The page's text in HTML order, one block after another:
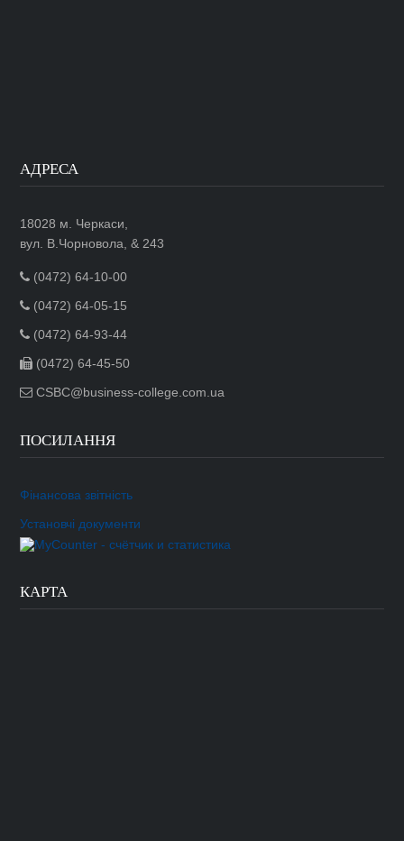
АДРЕСА
18028 м. Черкаси,
вул. В.Чорновола, & 243
(0472) 64-10-00
(0472) 64-05-15
(0472) 64-93-44
(0472) 64-45-50
CSBC@business-college.com.ua
ПОСИЛАННЯ
Фінансова звітність
Установчі документи
КАРТА